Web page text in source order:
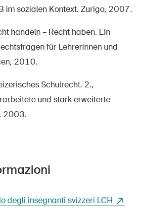
im sozialen Kontext. Zurigo, 2007.
handeln – Recht haben. Ein
für Lehrerinnen und
2010.
Schulrecht. 2.,
und stark erweiterte
2003.
degli insegnanti svizzeri LCH